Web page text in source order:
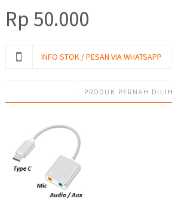
Rp 50.000
INFO STOK / PESAN VIA WHATSAPP
PRODUK PERNAH